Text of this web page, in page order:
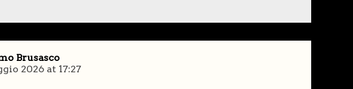
Brusasco
2026 at 17:27